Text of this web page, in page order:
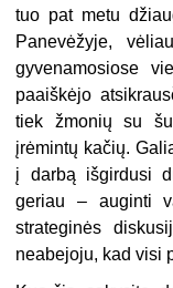
tuo pat metu
Panevėžyje,
gyvenamosiose
paaiškėjo
tiek žmonių su
įrėmintų kačių.
į darbą išgirdusi
geriau – auginti
strateginės
neabejoju, kad visi